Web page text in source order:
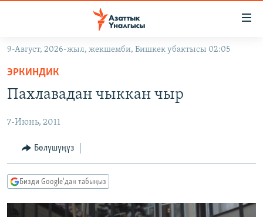
Навигацияга
өтүңүз
Издөөгө
салыңыз
САЯСАТ
ЭКОНОМИКА
ДҮЙНӨ
БОРБОР АЗИЯ
УКРАИНА
АТАЙЫН ИЛИКТӨӨ
БҮГҮН АЗАТТЫКТА
ЭКСПЕРТТЕР ТАЛДАЙТ
ПОДКАСТ
ӨЗГӨЧӨ ПИКИР
9-Август, 2026-жыл, жекшемби, Бишкек убактысы 02:05
ЭРКИНДИК
Пахлавадан чыккан чыр
7-Июнь, 2011
Бөлүшүңүз
Бизди Google'дан табыңыз